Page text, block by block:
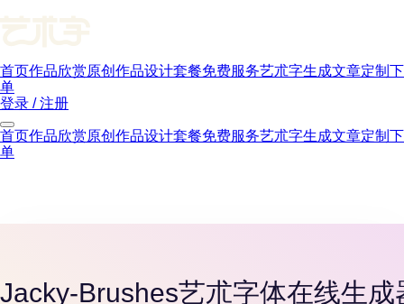
首页作品欣赏原创作品设计套餐免费服务艺朮字生成文章定制下
单
登录 / 注册
首页作品欣赏原创作品设计套餐免费服务艺朮字生成文章定制下
单
Jacky-Brushes艺朮字体在线生成